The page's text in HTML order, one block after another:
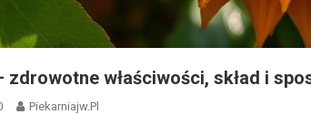
zdrowotne właściwości, skład i
Piekarniajw.pl